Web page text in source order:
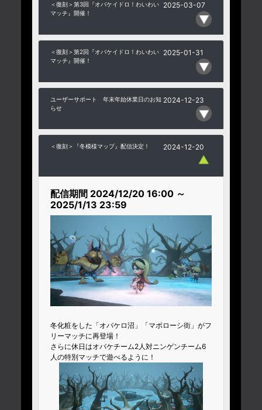
＜復刻＞第3回『オバケイドロ！わいわい
マッチ』開催！
2025-03-07
＜復刻＞第2回『オバケイドロ！わいわい
マッチ』開催！
2025-01-31
ユーザーサポート 年末年始休業日のお知
らせ
2024-12-23
＜復刻＞『冬模様マップ』配信決定！ 2024-12-20
配信期間 2024/12/20 16:00 ～
2025/1/13 23:59
冬化粧をした「オバケロ沼」「マボローシ街」がフ
リーマッチに再登場！
さらに休日はオバケチーム2人対ニンゲンチーム6
人の特別マッチで遊べるように！